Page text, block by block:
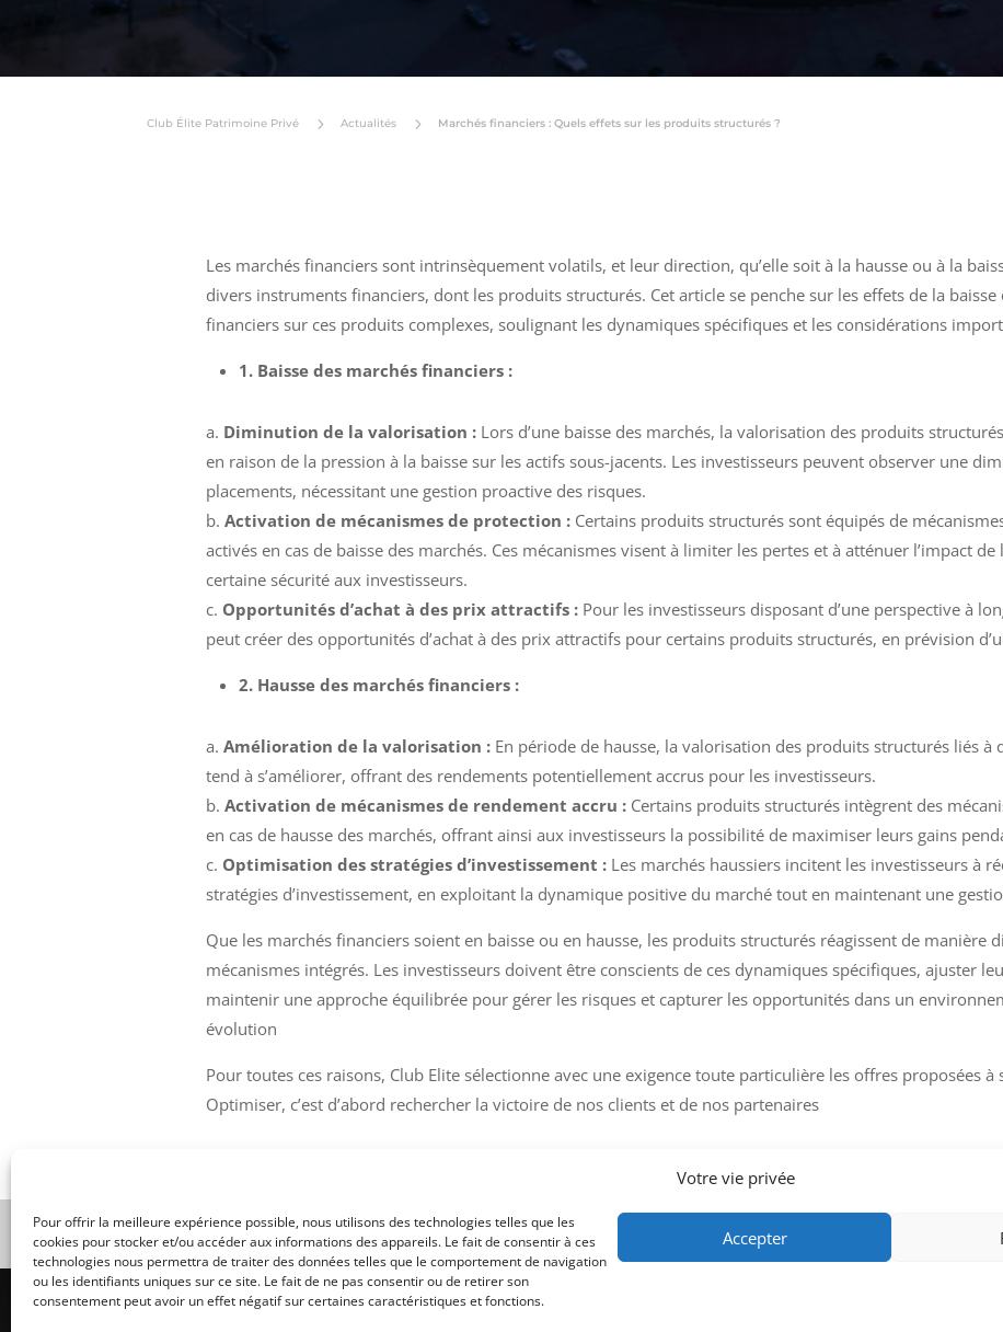
Votre vie privée
Pour offrir la meilleure expérience possible, nous utilisons des technologies telles que les
cookies pour stocker et/ou accéder aux informations des appareils. Le fait de consentir à ces
technologies nous permettra de traiter des données telles que le comportement de navigation
ou les identifiants uniques sur ce site. Le fait de ne pas consentir ou de retirer son
consentement peut avoir un effet négatif sur certaines caractéristiques et fonctions.
Accepter
Club Élite Patrimoine Privé 5 Actualités 5 Marchés financiers : Quels effets sur les produits structurés ?
Les marchés financiers sont intrinsèquement volatils, et leur direction, qu’elle soit à la hausse ou à la
divers instruments financiers, dont les produits structurés. Cet article se penche sur les effets de la baisse
financiers sur ces produits complexes, soulignant les dynamiques spécifiques et les considérations
1. Baisse des marchés financiers :
a. Diminution de la valorisation : Lors d’une baisse des marchés, la valorisation des produits
en raison de la pression à la baisse sur les actifs sous-jacents. Les investisseurs peuvent observer une
placements, nécessitant une gestion proactive des risques.
b.Activation de mécanismes de protection : Certains produits structurés sont équipés de
activés en cas de baisse des marchés. Ces mécanismes visent à limiter les pertes et à atténuer l’impact
certaine sécurité aux investisseurs.
c. Opportunités d’achat à des prix attractifs : Pour les investisseurs disposant d’une perspective à
peut créer des opportunités d’achat à des prix attractifs pour certains produits structurés, en prévision
2. Hausse des marchés financiers :
a.Amélioration de la valorisation : En période de hausse, la valorisation des produits structurés liés à
tend à s’améliorer, offrant des rendements potentiellement accrus pour les investisseurs.
b.Activation de mécanismes de rendement accru : Certains produits structurés intègrent des
en cas de hausse des marchés, offrant ainsi aux investisseurs la possibilité de maximiser leurs gains
c. Optimisation des stratégies d’investissement : Les marchés haussiers incitent les investisseurs à
stratégies d’investissement, en exploitant la dynamique positive du marché tout en maintenant une
Que les marchés financiers soient en baisse ou en hausse, les produits structurés réagissent de manière
mécanismes intégrés. Les investisseurs doivent être conscients de ces dynamiques spécifiques, ajuster
maintenir une approche équilibrée pour gérer les risques et capturer les opportunités dans un
évolution
Pour toutes ces raisons, Club Elite sélectionne avec une exigence toute particulière les offres proposées
Optimiser, c’est d’abord rechercher la victoire de nos clients et de nos partenaires
Compagnie de CGP | N° Orias du Club | CNCGP | N° Orias TC 20007262 | CIF depuis le 17/09/2020 | AMF : Validé